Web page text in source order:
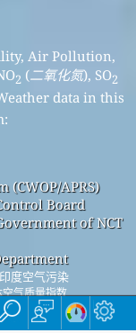
Air Pollution,
2 (二氧化氮), SO2
data in this
(CWOP/APRS)
Board
of NCT
度空气污染
气质量指数
粒物) 空气质量